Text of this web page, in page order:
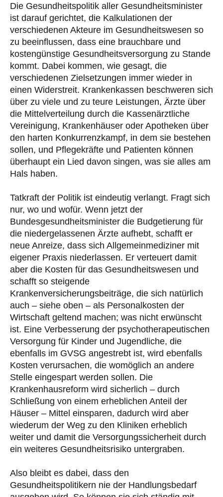
Die Gesundheitspolitik aller Gesundheitsminister
ist darauf gerichtet, die Kalkulationen der
verschiedenen Akteure im Gesundheitswesen so
zu beeinflussen, dass eine brauchbare und
kostengünstige Gesundheitsversorgung zu Stande
kommt. Dabei kommen, wie gesagt, die
verschiedenen Zielsetzungen immer wieder in
einen Widerstreit. Krankenkassen beschweren sich
über zu viele und zu teure Leistungen, Ärzte über
die Mittelverteilung durch die Kassenärztliche
Vereinigung, Krankenhäuser oder Apotheken über
den harten Konkurrenzkampf, in dem sie bestehen
sollen, und Pflegekräfte und Patienten können
überhaupt ein Lied davon singen, was sie alles am
Hals haben.
Tatkraft der Politik ist eindeutig verlangt. Fragt sich
nur, wo und wofür. Wenn jetzt der
Bundesgesundheitsminister die Budgetierung für
die niedergelassenen Ärzte aufhebt, schafft er
neue Anreize, dass sich Allgemeinmediziner mit
eigener Praxis niederlassen. Er verteuert damit
aber die Kosten für das Gesundheitswesen und
schafft so steigende
Krankenversicherungsbeiträge, die sich natürlich
auch – siehe oben – als Personalkosten der
Wirtschaft geltend machen; was nicht erwünscht
ist. Eine Verbesserung der psychotherapeutischen
Versorgung für Kinder und Jugendliche, die
ebenfalls im GVSG angestrebt ist, wird ebenfalls
Kosten verursachen, die womöglich an andere
Stelle eingespart werden sollen. Die
Krankenhausreform wird sicherlich – durch
Schließung von einem erheblichen Anteil der
Häuser – Mittel einsparen, dadurch wird aber
wiederum der Weg zu den Kliniken erheblich
weiter und damit die Versorgungssicherheit durch
ein weiteres Gesundheitsrisiko untergraben.
Also bleibt es dabei, dass den
Gesundheitspolitikern nie der Handlungsbedarf